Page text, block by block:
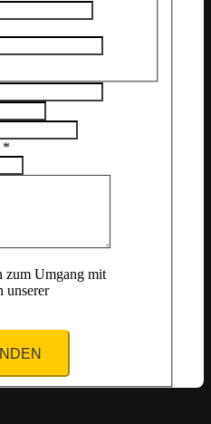
*
zum Umgang mit
unserer